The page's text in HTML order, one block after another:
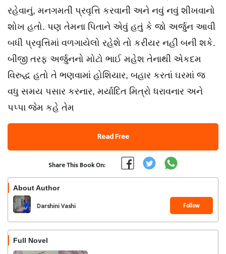
રહેવાનું, મનગમતી પ્રવૃત્તિ કરવાની અને નવું નવું શીખવાનો
શોખ હતો. પણ તેમના પિતાને એવું હતું કે જો અર્જુન આવી
બધી પ્રવૃત્તિમાં વળગાયેલો રહેશે તો કરીયર નહીં બની શકે.
બીજી તરફ અર્જુનનો મોટો ભાઈ મહેશ તેનાથી એકદમ
વિરુદ્ધ હતો તે ભણવામાં હોશિયાર, બહાર કરતાં ઘરમાં જ
વધુ સમય પસાર કરનાર, મર્યાદિત મિત્રો ધરાવનાર અને
પપ્પા જેમ કહે તેમ
Read Free
Share This Book On:
About Author
Darshini Vashi Follow
Full Novel